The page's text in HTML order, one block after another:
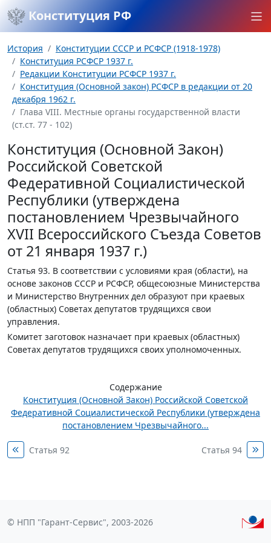
Конституция РФ
История
Конституции СССР и РСФСР (1918-1978)
Конституция РСФСР 1937 г.
Редакции Конституции РСФСР 1937 г.
Конституция (Основной закон) РСФСР в редакции от 20
декабря 1962 г.
Глава VIII. Местные органы государственной власти
(ст.ст. 77 - 102)
Конституция (Основной Закон)
Российской Советской
Федеративной Социалистической
Республики (утверждена
постановлением Чрезвычайного
XVII Всероссийского Съезда Советов
от 21 января 1937 г.)
Статья 93. В соответствии с условиями края (области), на
основе законов ССCP и РСФСР, общесоюзные Министерства
и Министерство Внутренних дел образуют при краевых
(областных) Советах депутатов трудящихся свои
управления.
Комитет заготовок назначает при краевых (областных)
Советах депутатов трудящихся своих уполномоченных.
Содержание
Конституция (Основной Закон) Российской Советской
Федеративной Социалистической Республики (утверждена
постановлением Чрезвычайного...
Статья 92 Статья 94
© НПП "Гарант-Сервис", 2003-2026